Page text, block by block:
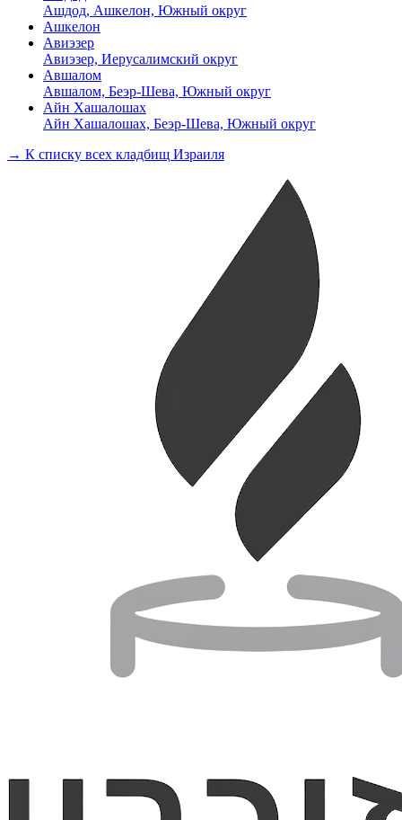
Ашдод, Ашкелон, Южный округ
Ашкелон
Авиэзер
Авиэзер, Иерусалимский округ
Авшалом
Авшалом, Беэр-Шева, Южный округ
Айн Хашалошах
Айн Хашалошах, Беэр-Шева, Южный округ
→ К списку всех кладбищ Израиля